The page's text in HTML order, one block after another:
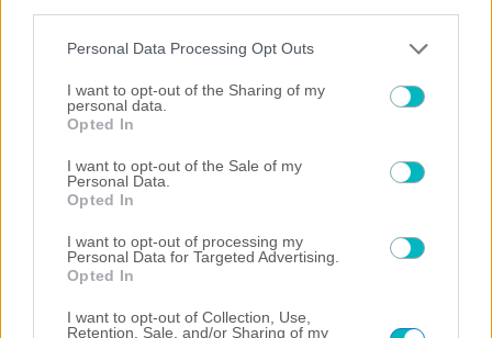
Please note that this website/app uses one or more Google
not limited to your visit or usage behaviour. You may click to
grant or deny consent to Google and its third-party tags to
use your data for below specified purposes in below Google
consent section.
Personal Data Processing Opt Outs
I want to opt-out of the Sharing of my
personal data.
Opted In
I want to opt-out of the Sale of my
Personal Data.
Opted In
I want to opt-out of processing my
Personal Data for Targeted Advertising.
Opted In
I want to opt-out of Collection, Use,
Retention, Sale, and/or Sharing of my
Ξανά γκολάρα! «Οβίδα» Γκατσίνοβιτς και 2-0 η ΑΕΚ! (VIDEO)